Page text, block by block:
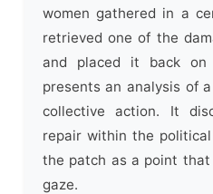
women gathered in a
retrieved one of the
and placed it back
presents an analysis of
collective action. It
repair within the
the patch as a point that
gaze.